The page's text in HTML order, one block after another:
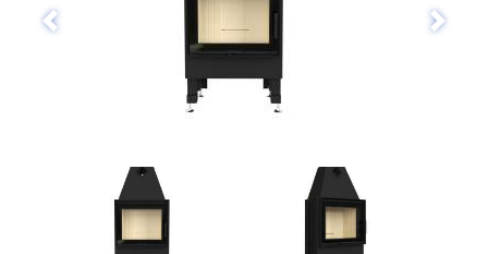
Назад